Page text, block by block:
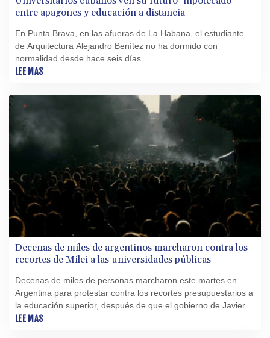
entre apagones y educación a distancia
En Punta Brava, en las afueras de La Habana, el estudiante
de Arquitectura Alejandro Benítez no ha dormido con
normalidad desde hace seis días.
LEE MAS
Decenas de miles de argentinos marcharon contra los
recortes de Milei a las universidades públicas
Decenas de miles de personas marcharon este martes en
Argentina para protestar contra los recortes presupuestarios a
la educación superior, después de que el gobierno de Javier
Milei anunciara nuevos ajustes al sector.
LEE MAS